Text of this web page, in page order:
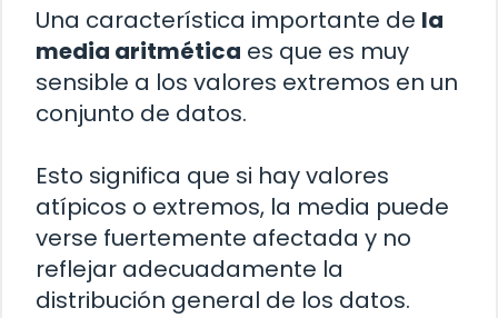
Una característica importante de la
media aritmética es que es muy
sensible a los valores extremos en un
conjunto de datos.
Esto significa que si hay valores
atípicos o extremos, la media puede
verse fuertemente afectada y no
reflejar adecuadamente la
distribución general de los datos.